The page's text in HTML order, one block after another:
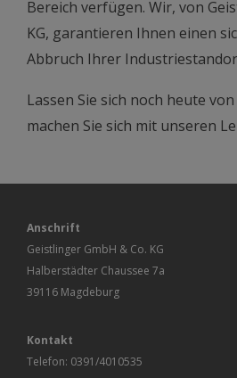
Bereich verfügen. Wir, von
KG, garantieren Ihnen einen
Abbruch Ihrer
Lassen Sie sich noch heute
machen Sie sich mit unseren
Anschrift
Geistlinger GmbH & Co. KG
Halberstädter Chaussee 7a
39116 Magdeburg
Kontakt
Telefon: 0391/4010535